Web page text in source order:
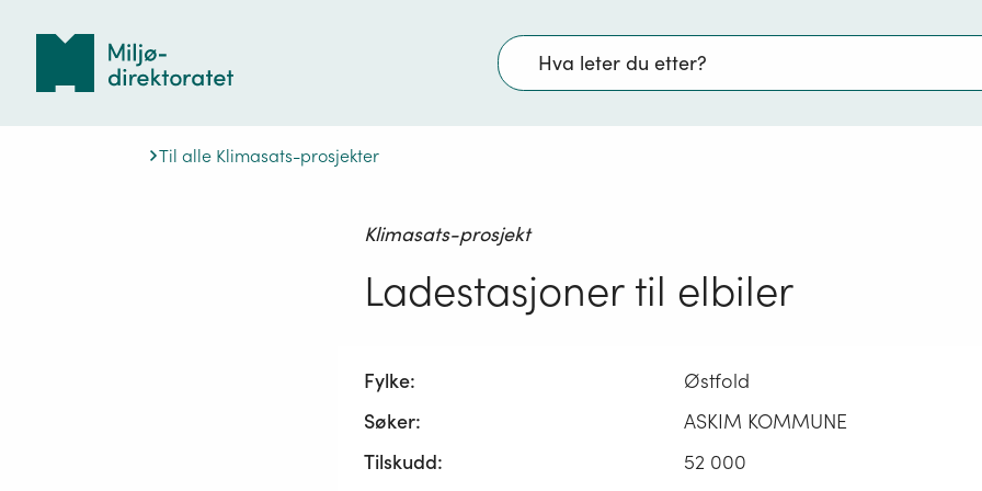
Søk
Til alle Klimasats-prosjekter
Klimasats-prosjekt
Ladestasjoner til elbiler
Fylke:
Østfold
Søker:
ASKIM KOMMUNE
Tilskudd:
52 000